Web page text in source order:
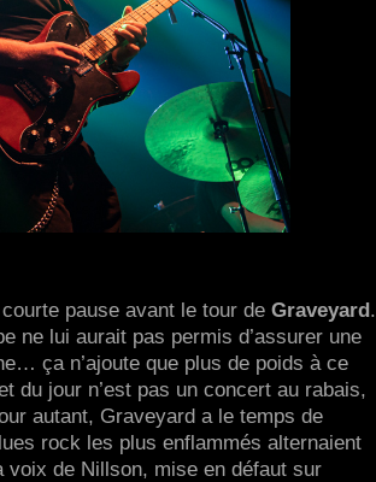
pause avant le tour de Graveyard.
ne lui aurait pas permis d’assurer une
ça n’ajoute que plus de poids à ce
du jour n’est pas un concert au rabais,
autant, Graveyard a le temps de
rock les plus enflammés alternaient
de Nillson, mise en défaut sur